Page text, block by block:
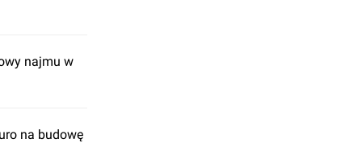
najmu w
na budowę